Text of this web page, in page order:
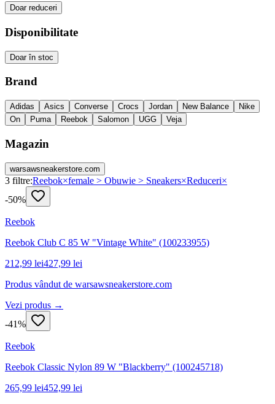
Doar reduceri
Disponibilitate
Doar în stoc
Brand
Adidas Asics Converse Crocs Jordan New Balance
Nike
On
Puma Reebok Salomon UGG Veja
Magazin
warsawsneakerstore.com
3 filtre:Reebok×female > Obuwie > Sneakers×Reduceri×
-50%
Reebok
Reebok Club C 85 W "Vintage White" (100233955)
212,99 lei427,99 lei
Produs vândut de warsawsneakerstore.com
Vezi produs →
-41%
Reebok
Reebok Classic Nylon 89 W "Blackberry" (100245718)
265,99 lei452,99 lei